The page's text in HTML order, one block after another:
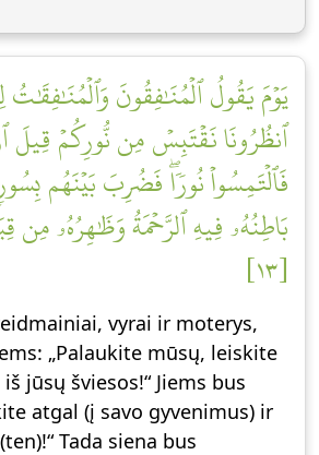
يَوۡمَ يَقُولُ ٱلۡمُنَٰفِقُونَ وَٱلۡمُنَٰفِقَٰتُ
ٱنظُرُونَا نَقۡتَبِسۡ مِن نُّورِكُمۡ قِيلَ
فَٱلۡتَمِسُواْ نُورٗاۖ فَضُرِبَ بَيۡنَهُم
بَاطِنُهُۥ فِيهِ ٱلرَّحۡمَةُ وَظَٰهِرُهُۥ مِن
[١٣]
vyrai ir moterys,
„Palaukite mūsų, leiskite
jūsų šviesos!“ Jiems bus
atgal (į savo gyvenimus) ir
Tada siena bus